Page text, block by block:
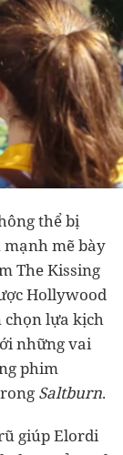
thể bị
mẽ bày
The Kissing
Hollywood
chọn lựa kịch
những vai
phim
Saltburn.
giúp Elordi